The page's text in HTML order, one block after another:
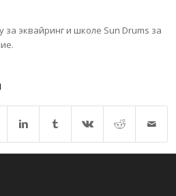
за эквайринг и школе Sun Drums за